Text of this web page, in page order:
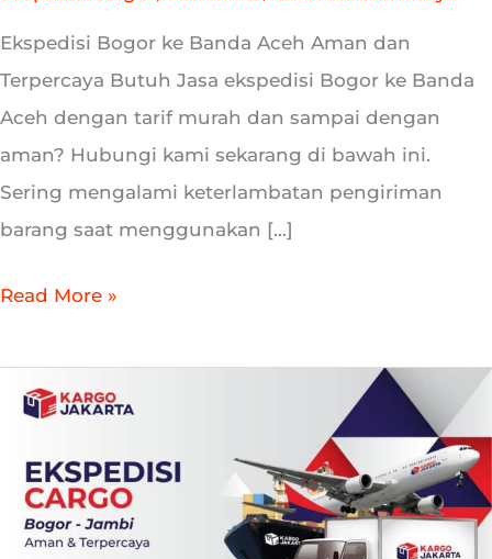
Ekspedisi Bogor ke Banda Aceh Aman dan
Terpercaya Butuh Jasa ekspedisi Bogor ke Banda
Aceh dengan tarif murah dan sampai dengan
aman? Hubungi kami sekarang di bawah ini.
Sering mengalami keterlambatan pengiriman
barang saat menggunakan […]
Read More »
Jasa
Kirim
Barang
Bogor